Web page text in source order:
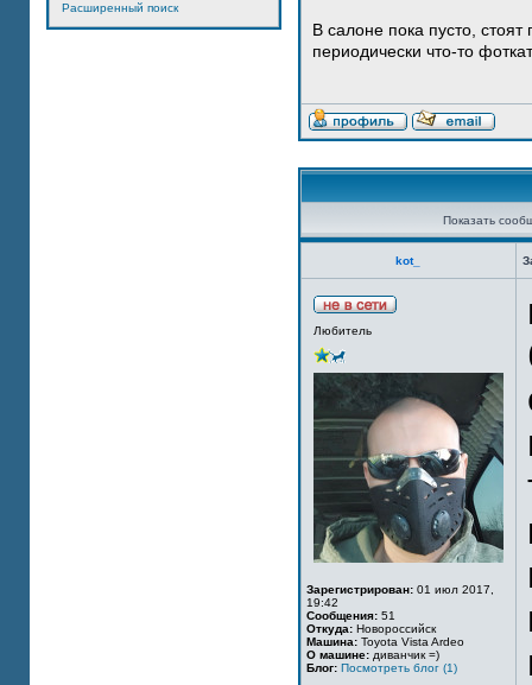
Расширенный поиск
В салоне пока пусто,
периодически что-то
Показать
kot_
Любитель
Зарегистрирован: 01 июл 2017,
19:42
Сообщения: 51
Откуда: Новороссийск
Машина: Toyota Vista Ardeo
О машине: диванчик =)
Блог: Посмотреть блог (1)